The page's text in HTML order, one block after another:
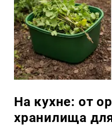
На кухне: от
хранилища